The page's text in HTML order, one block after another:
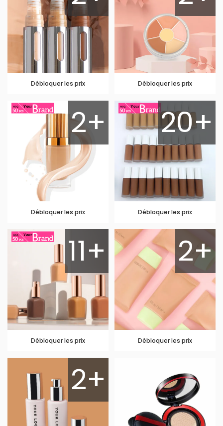
Débloquer les prix Débloquer les prix
2+
Débloquer les prix
20+
Débloquer les prix
11+
Débloquer les prix
2+
Débloquer les prix
2+